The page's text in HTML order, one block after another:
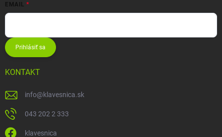
EMAIL
Prihlásiť sa
KONTAKT
info@klavesnica.sk
043 202 2 333
klavesnica